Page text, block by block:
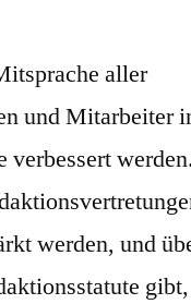
aller
und Mitarbeiter
verbessert
werden, und